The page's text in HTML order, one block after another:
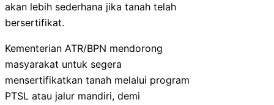
akan lebih sederhana jika tanah telah
bersertifikat.
Kementerian ATR/BPN mendorong
masyarakat untuk segera
mensertifikatkan tanah melalui program
PTSL atau jalur mandiri, demi